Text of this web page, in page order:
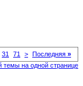
31 71 > Последняя »
темы на одной странице